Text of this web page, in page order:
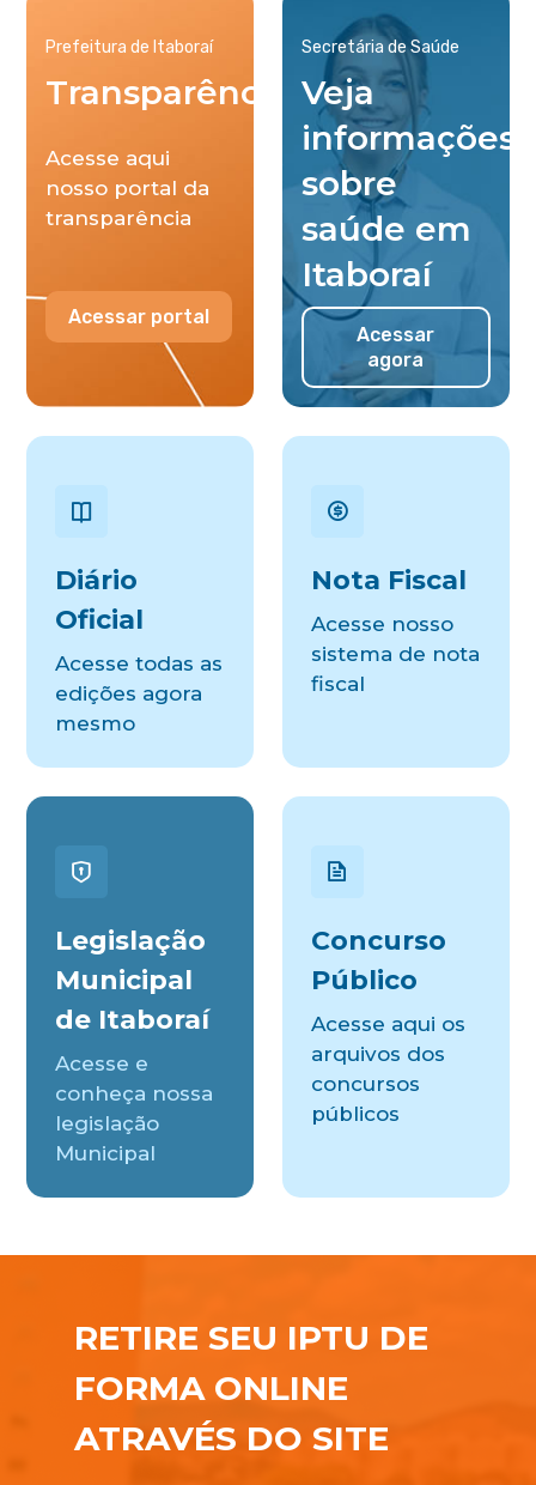
Prefeitura de Itaboraí
Transparência
Acesse aqui
nosso portal da
transparência
Acessar portal
Secretária de Saúde
Veja
informações
sobre
saúde em
Itaboraí
Acessar
agora
Diário
Oficial
Acesse todas as
edições agora
mesmo
Nota Fiscal
Acesse nosso
sistema de nota
fiscal
Legislação
Municipal
de Itaboraí
Acesse e
conheça nossa
legislação
Municipal
Concurso
Público
Acesse aqui os
arquivos dos
concursos
públicos
RETIRE SEU IPTU DE
FORMA ONLINE
ATRAVÉS DO SITE